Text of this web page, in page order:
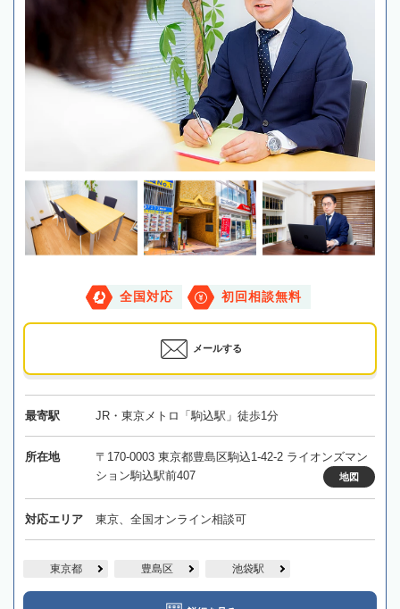
全国対応 初回相談無料
メールする
最寄駅 JR・東京メトロ「駒込駅」徒歩1分
所在地
〒170-0003 東京都豊島区駒込1-42-2 ライオンズマン
ション駒込駅前407
地図
対応エリア 東京、全国オンライン相談可
東京都 豊島区 池袋駅